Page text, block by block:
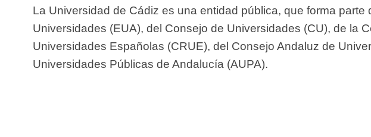
La Universidad de Cádiz es una entidad pública, que forma parte
Universidades (EUA), del Consejo de Universidades (CU), de la
Universidades Españolas (CRUE), del Consejo Andaluz de
Universidades Públicas de Andalucía (AUPA).